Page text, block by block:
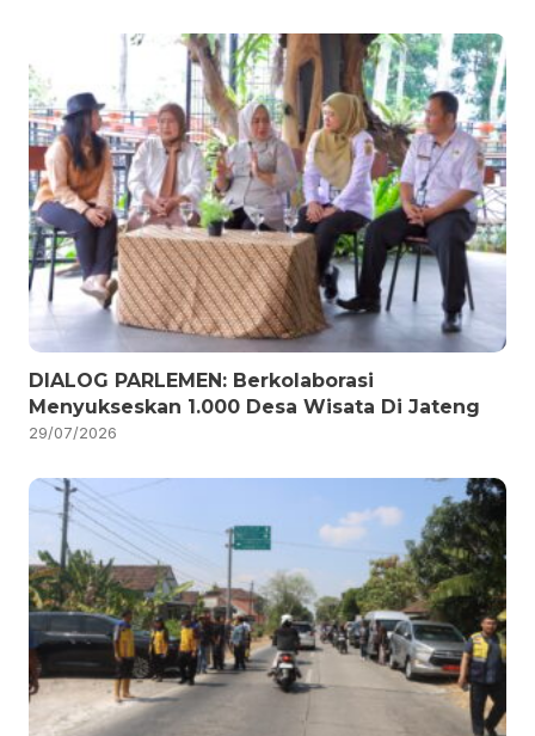
DIALOG PARLEMEN: Berkolaborasi
Menyukseskan 1.000 Desa Wisata Di Jateng
29/07/2026